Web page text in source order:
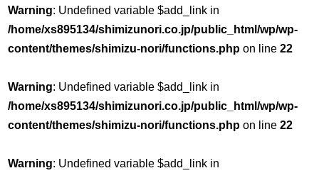
Warning: Undefined variable $add_link in
/home/xs895134/shimizunori.co.jp/public_html/wp/wp-
content/themes/shimizu-nori/functions.php on line22
Warning: Undefined variable $add_link in
/home/xs895134/shimizunori.co.jp/public_html/wp/wp-
content/themes/shimizu-nori/functions.php on line22
Warning: Undefined variable $add_link in